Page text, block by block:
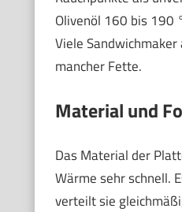
Olivenöl 160 bis 190
Viele
mancher Fette.
Material und
Das Material der
Wärme sehr schnell.
verteilt sie